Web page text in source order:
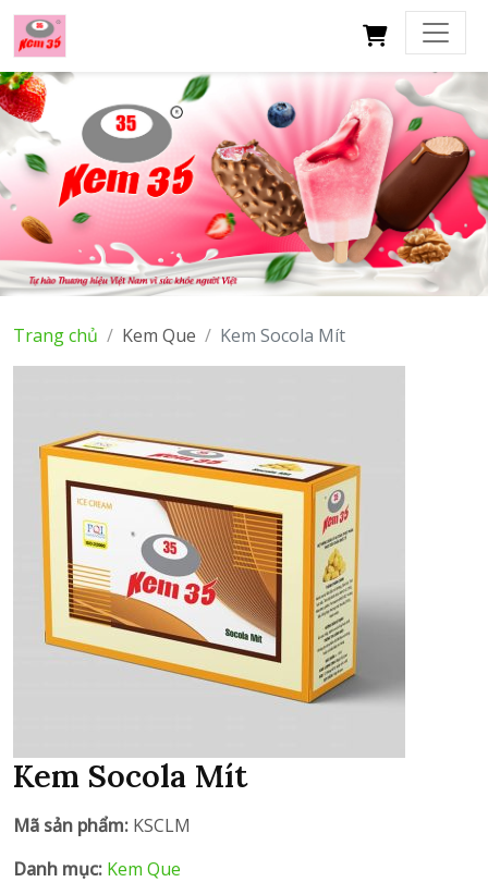
Trang chủ Kem Que Kem Socola Mít
Kem Socola Mít
Mã sản phẩm: KSCLM
Danh mục: Kem Que